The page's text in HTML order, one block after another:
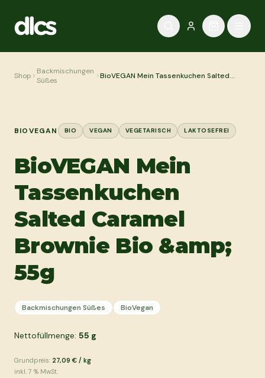
Shop
Backmischungen
Süßes
BioVEGAN Mein Tassenkuchen Salted
BIOVEGAN BIO VEGAN VEGETARISCH LAKTOSEFREI
BioVEGAN Mein
Tassenkuchen
Salted Caramel
Brownie Bio &amp;
55g
Backmischungen Süßes BioVegan
Nettofüllmenge: 55 g
Grundpreis: 27,09 € / kg
inkl. 7 % MwSt.